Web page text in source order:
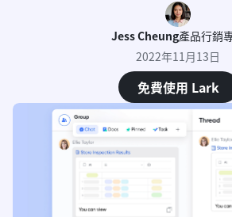
Jess Cheung產品行銷
2022年11月13日
免費使用 Lark